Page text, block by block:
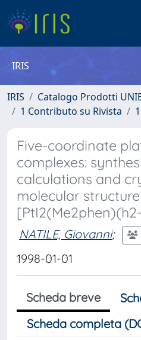
IRIS
IRIS
Catalogo Prodotti
1 Contributo su Rivista
Five-coordinate
complexes:
calculations and
molecular
NATILE, Giovanni;
1998-01-01
Scheda breve
Scheda completa